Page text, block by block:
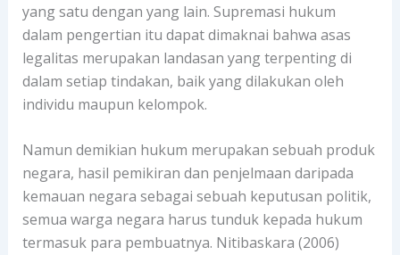
yang satu dengan yang lain. Supremasi hukum
dalam pengertian itu dapat dimaknai bahwa asas
legalitas merupakan landasan yang terpenting di
dalam setiap tindakan, baik yang dilakukan oleh
individu maupun kelompok.
Namun demikian hukum merupakan sebuah produk
negara, hasil pemikiran dan penjelmaan daripada
kemauan negara sebagai sebuah keputusan politik,
semua warga negara harus tunduk kepada hukum
termasuk para pembuatnya. Nitibaskara (2006)